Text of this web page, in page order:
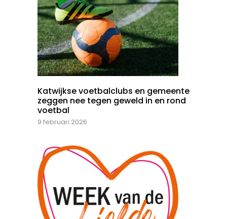
Katwijkse voetbalclubs en gemeente
zeggen nee tegen geweld in en rond
voetbal
9 februari 2026